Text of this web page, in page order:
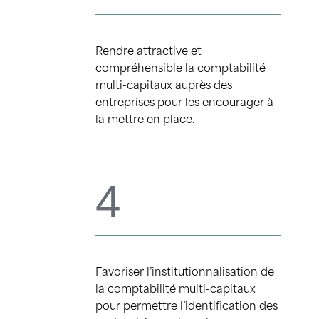
Rendre attractive et
compréhensible la comptabilité
multi-capitaux auprès des
entreprises pour les encourager à
la mettre en place.
4
Favoriser l’institutionnalisation de
la comptabilité multi-capitaux
pour permettre l’identification des